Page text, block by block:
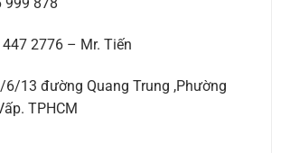
2776 – Mr. Tiến
6/13 đường Quang Trung ,Phường
TPHCM